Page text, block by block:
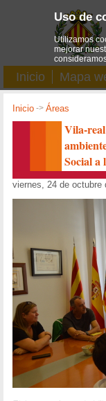
Inicio Mapa
Inicio ->Áreas
Vila-
Social a
viernes, 24 de octubre
Uso de
Utilizamos
mejorar